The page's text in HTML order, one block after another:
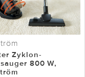
Zyklon-
800 W,